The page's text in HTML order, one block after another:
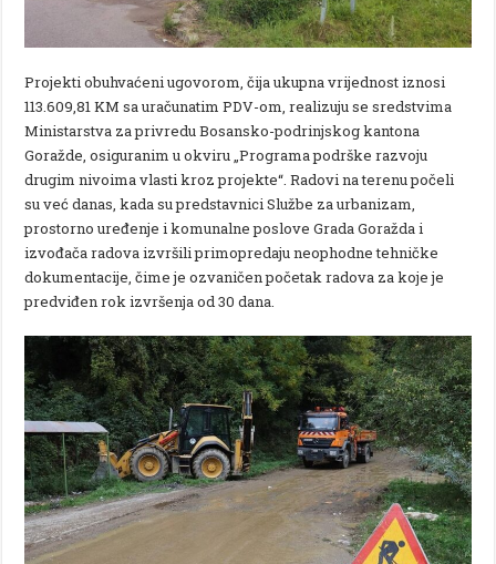
Projekti obuhvaćeni ugovorom, čija ukupna vrijednost iznosi
113.609,81 KM sa uračunatim PDV-om, realizuju se sredstvima
Ministarstva za privredu Bosansko-podrinjskog kantona
Goražde, osiguranim u okviru „Programa podrške razvoju
drugim nivoima vlasti kroz projekte“. Radovi na terenu počeli
su već danas, kada su predstavnici Službe za urbanizam,
prostorno uređenje i komunalne poslove Grada Goražda i
izvođača radova izvršili primopredaju neophodne tehničke
dokumentacije, čime je ozvaničen početak radova za koje je
predviđen rok izvršenja od 30 dana.